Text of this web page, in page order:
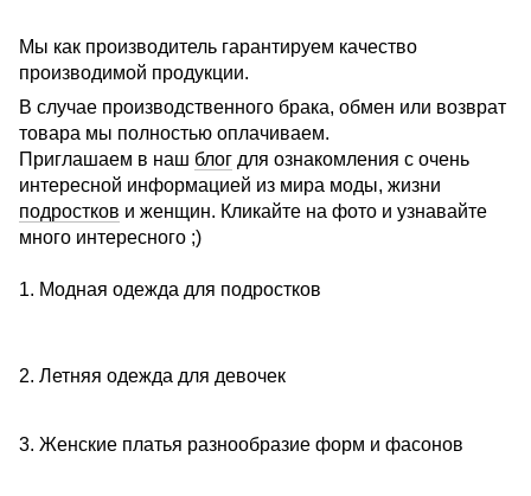
Мы как производитель гарантируем качество
производимой продукции.
В случае производственного брака, обмен или возврат
товара мы полностью оплачиваем.
Приглашаем в наш блог для ознакомления с очень
интересной информацией из мира моды, жизни
подростков и женщин. Кликайте на фото и узнавайте
много интересного ;)
1. Модная одежда для подростков
2. Летняя одежда для девочек
3. Женские платья разнообразие форм и фасонов